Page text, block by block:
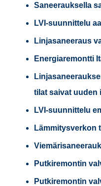
Saneerauksella
LVI-suunnittelu
Linjasaneeraus
Energiaremontti
tilat saivat uuden
LVI-suunnittelu
Lämmitysverkon
Putkiremontin
Putkiremontin